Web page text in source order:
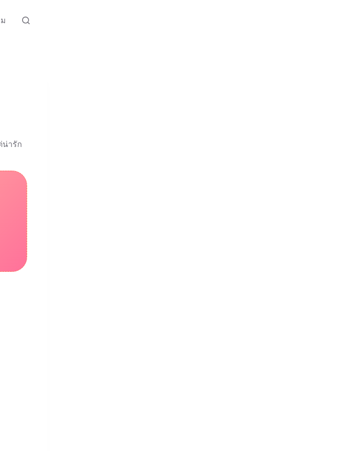
น่ารัก